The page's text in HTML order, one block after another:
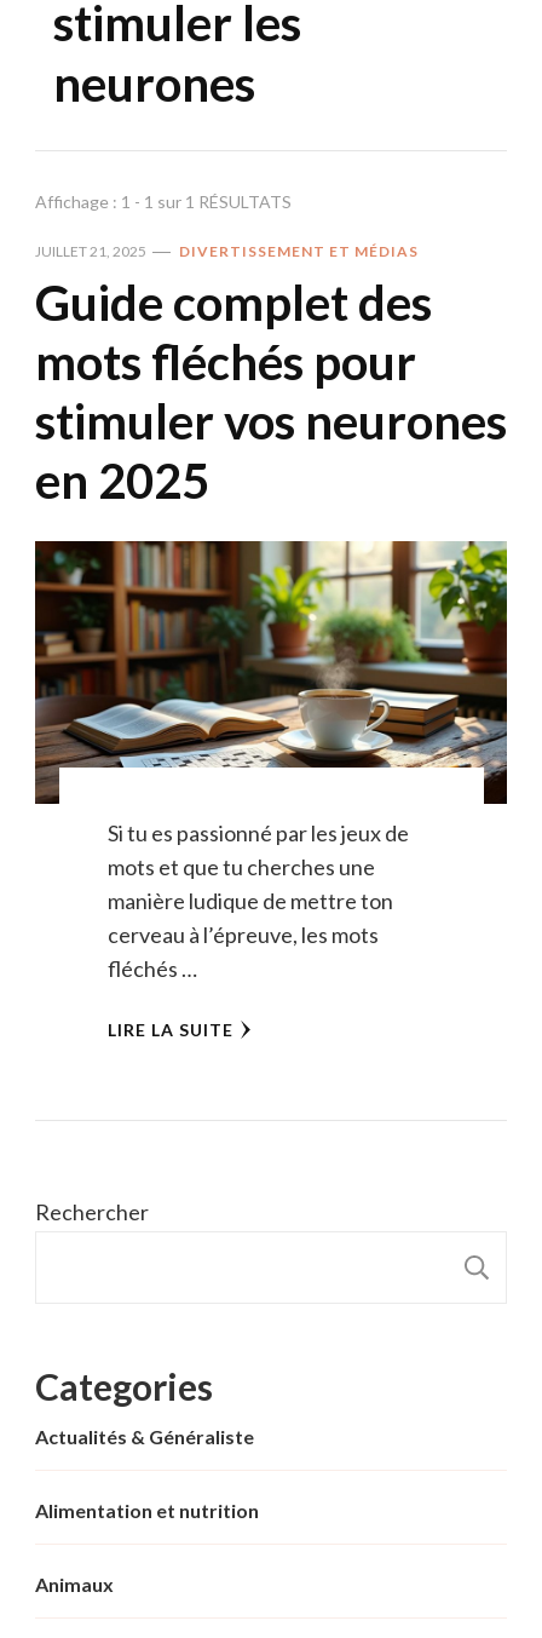
stimuler les
neurones
Affichage : 1 - 1 sur 1 RÉSULTATS
JUILLET 21, 2025 DIVERTISSEMENT ET MÉDIAS
Guide complet des
mots fléchés pour
stimuler vos neurones
en 2025
Si tu es passionné par les jeux de
mots et que tu cherches une
manière ludique de mettre ton
cerveau à l’épreuve, les mots
fléchés …
LIRE LA SUITE
Rechercher
Categories
Actualités & Généraliste
Alimentation et nutrition
Animaux